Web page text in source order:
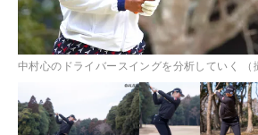
中村心のドライバースイングを分析していく （